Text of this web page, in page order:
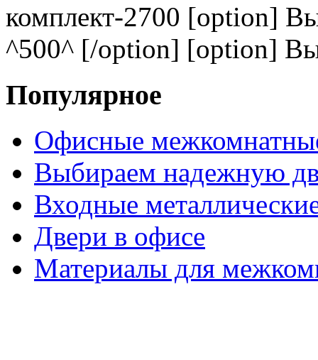
комплект-2700 [option]
^500^ [/option] [option]
Популярное
Офисные
Выбираем надежную
Входные
Двери в офисе
Материалы для